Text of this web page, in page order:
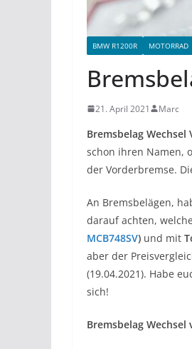
BMW R1200R MOTORRAD
21. April 2021 Marc
Bremsbelag Wechsel
schon ihren Namen,
der Vorderbremse.
An Bremsbelägen,
darauf achten,
MCB748SV) und mit
aber der
(19.04.2021). Habe
sich!
Bremsbelag Wechsel